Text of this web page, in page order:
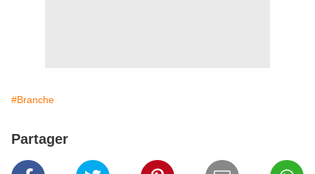
#Branche
Partager